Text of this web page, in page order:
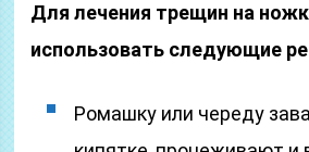
Для лечения трещин на
использовать следующие
Ромашку или череду